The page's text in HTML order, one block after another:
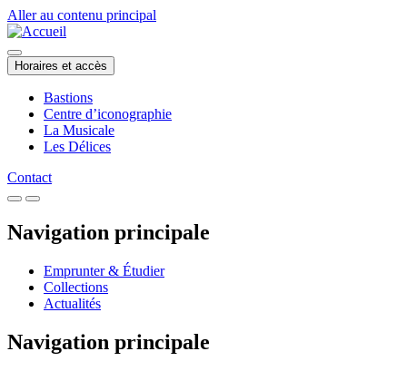
Aller au contenu principal
Horaires et accès
Bastions
Centre d’iconographie
La Musicale
Les Délices
Contact
Navigation principale
Emprunter & Étudier
Collections
Actualités
Navigation principale